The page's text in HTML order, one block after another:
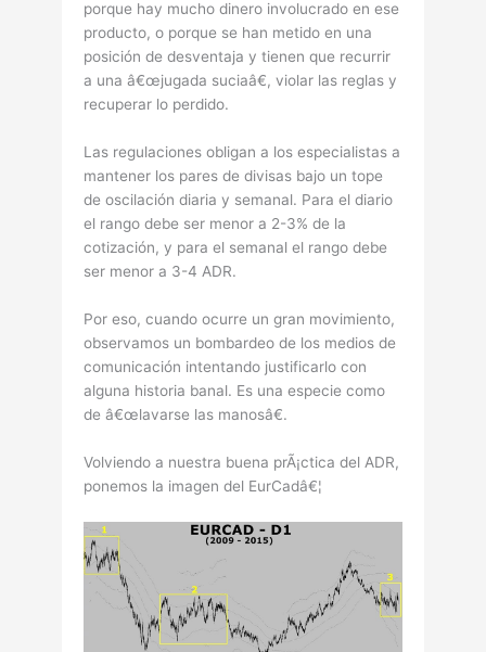
porque hay mucho dinero involucrado en ese
producto, o porque se han metido en una
posición de desventaja y tienen que recurrir
a una â€œjugada suciaâ€, violar las reglas y
recuperar lo perdido.
Las regulaciones obligan a los especialistas a
mantener los pares de divisas bajo un tope
de oscilación diaria y semanal. Para el diario
el rango debe ser menor a 2-3% de la
cotización, y para el semanal el rango debe
ser menor a 3-4 ADR.
Por eso, cuando ocurre un gran movimiento,
observamos un bombardeo de los medios de
comunicación intentando justificarlo con
alguna historia banal. Es una especie como
de â€œlavarse las manosâ€.
Volviendo a nuestra buena prÃ¡ctica del ADR,
ponemos la imagen del EurCadâ€¦